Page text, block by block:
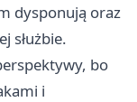
dysponują oraz
służbie.
bo
i